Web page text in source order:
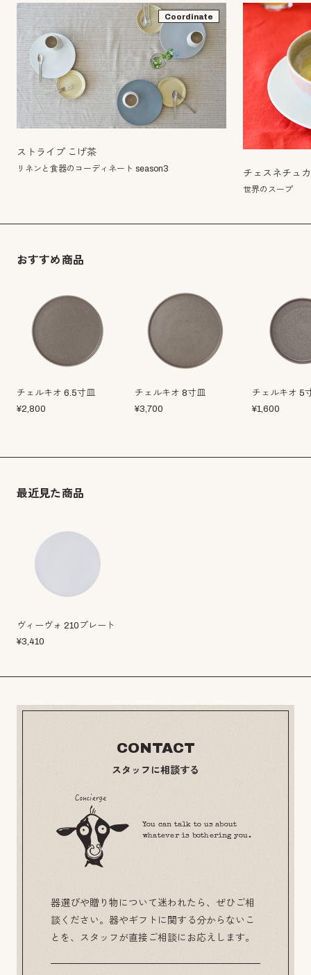
Coordinate
ストライプ こげ茶
リネンと食器のコーディネート season3 チェスネチュカ
世界のスープ
おすすめ商品
チェルキオ 6.5寸皿
¥2,800
チェルキオ 8寸皿
¥3,700
チェルキオ 5
¥1,600
最近見た商品
ヴィーヴォ 210プレート
¥3,410
CONTACT
スタッフに相談する
You can talk to us about
whatever is bothering you.
器選びや贈り物について迷われたら、ぜひご相
談ください。器やギフトに関する分からないこ
とを、スタッフが直接ご相談にお応えします。